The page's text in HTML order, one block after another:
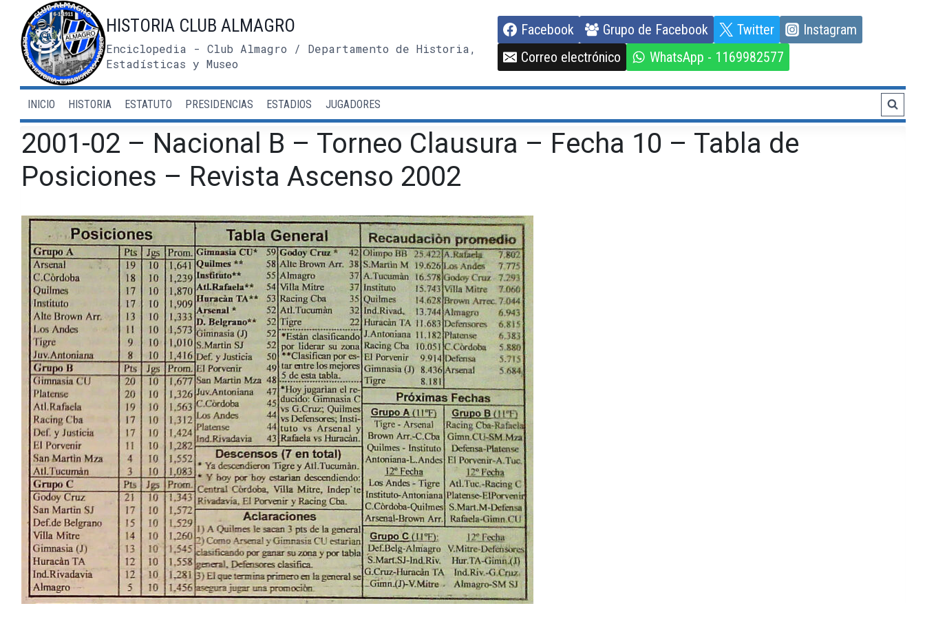
contenido
HISTORIA CLUB ALMAGRO
Enciclopedia - Club Almagro / Departamento de Historia,
Estadísticas y Museo
Facebook Grupo de Facebook Twitter
Instagram
Correo electrónico
WhatsApp - 1169982577
INICIO HISTORIA ESTATUTO PRESIDENCIAS ESTADIOS JUGADORES
2001-02 – Nacional B – Torneo Clausura – Fecha 10 – Tabla de
Posiciones – Revista Ascenso 2002